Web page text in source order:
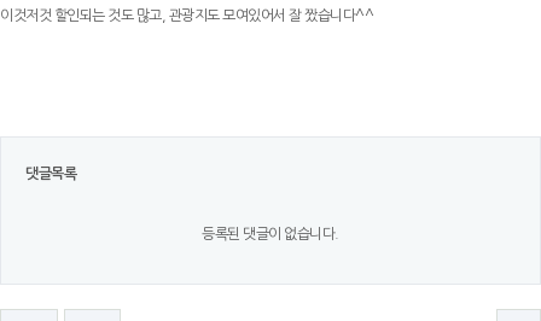
이것저것 할인되는 것도 많고, 관광지도 모여있어서 잘 짰습니다^^
댓글목록
등록된 댓글이 없습니다.